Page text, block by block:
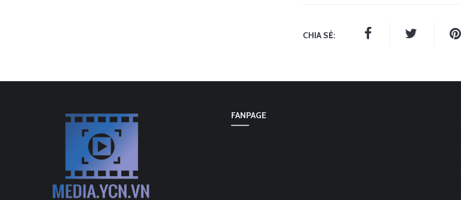
CHIA SẺ:
FANPAGE